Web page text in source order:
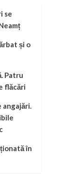
se
și o
Patru
flăcări
angajări.
în